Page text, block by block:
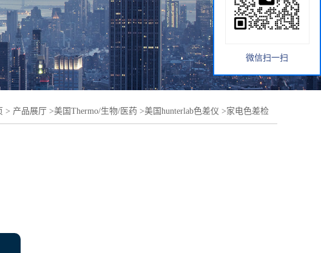
> 产品展厅 >美国Thermo/生物/医药 >美国hunterlab色差仪 >家电色差检
微信扫一扫